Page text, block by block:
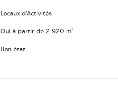
Locaux d'Activités
Oui à partir de 2 920 m²
Bon état